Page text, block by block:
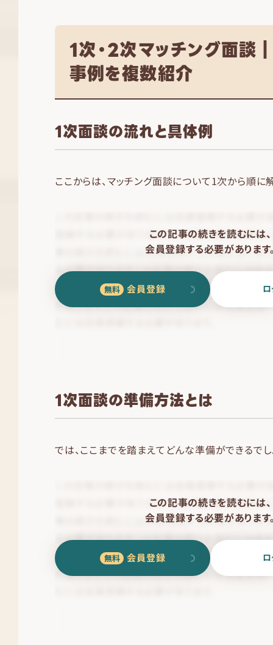
1次・2次マッチング面談
事例を複数紹介
1次面談の流れと具体例
ここからは、マッチング面談について1次から順に
この記事の続きを読むには、
会員登録する必要があります
会員登録
1次面談の準備方法とは
では、ここまでを踏まえてどんな準備ができるでし
この記事の続きを読むには、
会員登録する必要があります
会員登録